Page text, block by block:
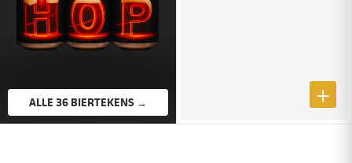
ALLE 36 BIERTEKENS →